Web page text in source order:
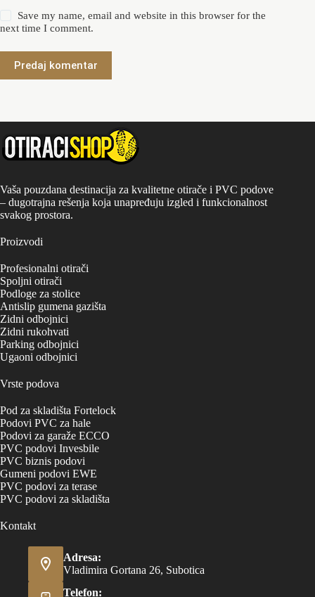
Save my name, email and website in this browser for the
next time I comment.
Predaj komentar
Vaša pouzdana destinacija za kvalitetne otirače i PVC podove
– dugotrajna rešenja koja unapređuju izgled i funkcionalnost
svakog prostora.
Proizvodi
Profesionalni otirači
Spoljni otirači
Podloge za stolice
Antislip gumena gazišta
Zidni odbojnici
Zidni rukohvati
Parking odbojnici
Ugaoni odbojnici
Vrste podova
Pod za skladišta Fortelock
Podovi PVC za hale
Podovi za garaže ECCO
PVC podovi Invesbile
PVC biznis podovi
Gumeni podovi EWE
PVC podovi za terase
PVC podovi za skladišta
Kontakt
Adresa:
Vladimira Gortana 26, Subotica
Telefon: